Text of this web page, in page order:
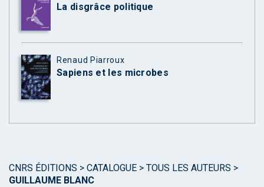
La disgrâce politique
Renaud Piarroux
Sapiens et les microbes
CNRS ÉDITIONS > CATALOGUE > TOUS LES AUTEURS >
GUILLAUME BLANC